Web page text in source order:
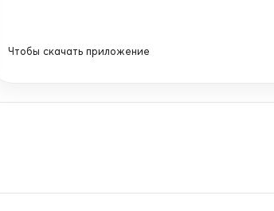
Чтобы скачать приложение